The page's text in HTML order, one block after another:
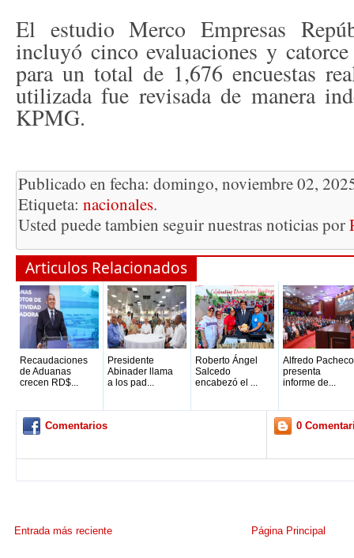
El estudio Merco Empresas
incluyó cinco evaluaciones y
para un total de 1,676 encuestas
utilizada fue revisada de manera
KPMG.
Publicado en fecha: domingo, noviembre 02,
Etiqueta: nacionales.
Usted puede tambien seguir nuestras noticias por
Articulos Relacionados
Recaudaciones
de Aduanas
crecen RD$...
Presidente
Abinader llama
a los pad...
Roberto Ángel
Salcedo
encabezó el ...
Alfredo Pacheco
presenta
informe de...
Comentarios 0
Entrada más reciente Página Principal